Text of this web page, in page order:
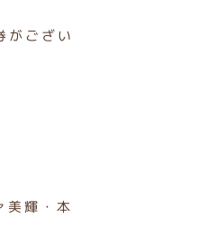
がござい
美輝・本